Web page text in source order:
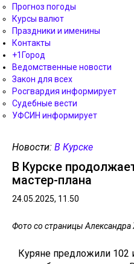
Прогноз погоды
Курсы валют
Праздники и именины
Контакты
+1Город
Ведомственные новости
Закон для всех
Росгвардия информирует
Судебные вести
УФСИН информирует
Новости: В Курске
В Курске
мастер-плана
24.05.2025, 11.50
Фото со страницы
Куряне предложили 102